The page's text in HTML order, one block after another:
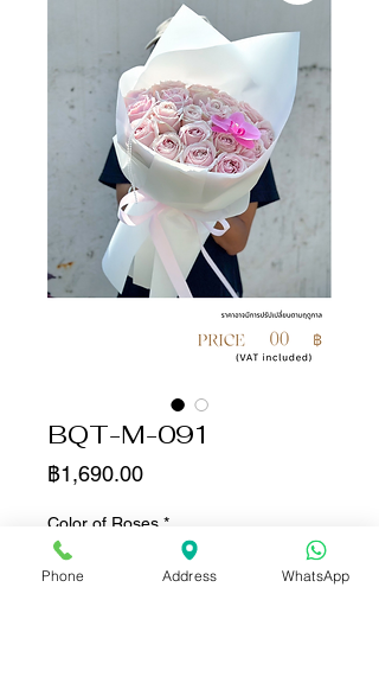
BQT-M-091
฿1,690.00ราคา
Color of Roses *
Phone Address WhatsApp